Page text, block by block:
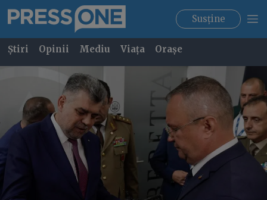
Susține
Știri Opinii Mediu Viața Orașe